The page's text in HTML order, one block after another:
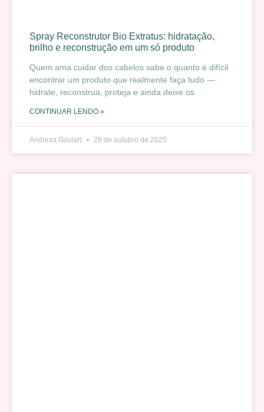
Spray Reconstrutor Bio Extratus: hidratação,
brilho e reconstrução em um só produto
Quem ama cuidar dos cabelos sabe o quanto é difícil
encontrar um produto que realmente faça tudo —
hidrate, reconstrua, proteja e ainda deixe os
CONTINUAR LENDO »
Andreza Goulart 28 de outubro de 2025